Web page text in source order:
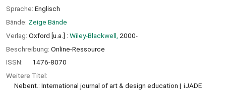
Sprache: Englisch
Bände: Zeige Bände
Verlag: Oxford [u.a.] : Wiley-Blackwell, 2000-
Beschreibung: Online-Ressource
ISSN:
1476-8070
Weitere Titel:
Nebent.: International journal of art & design education
iJADE